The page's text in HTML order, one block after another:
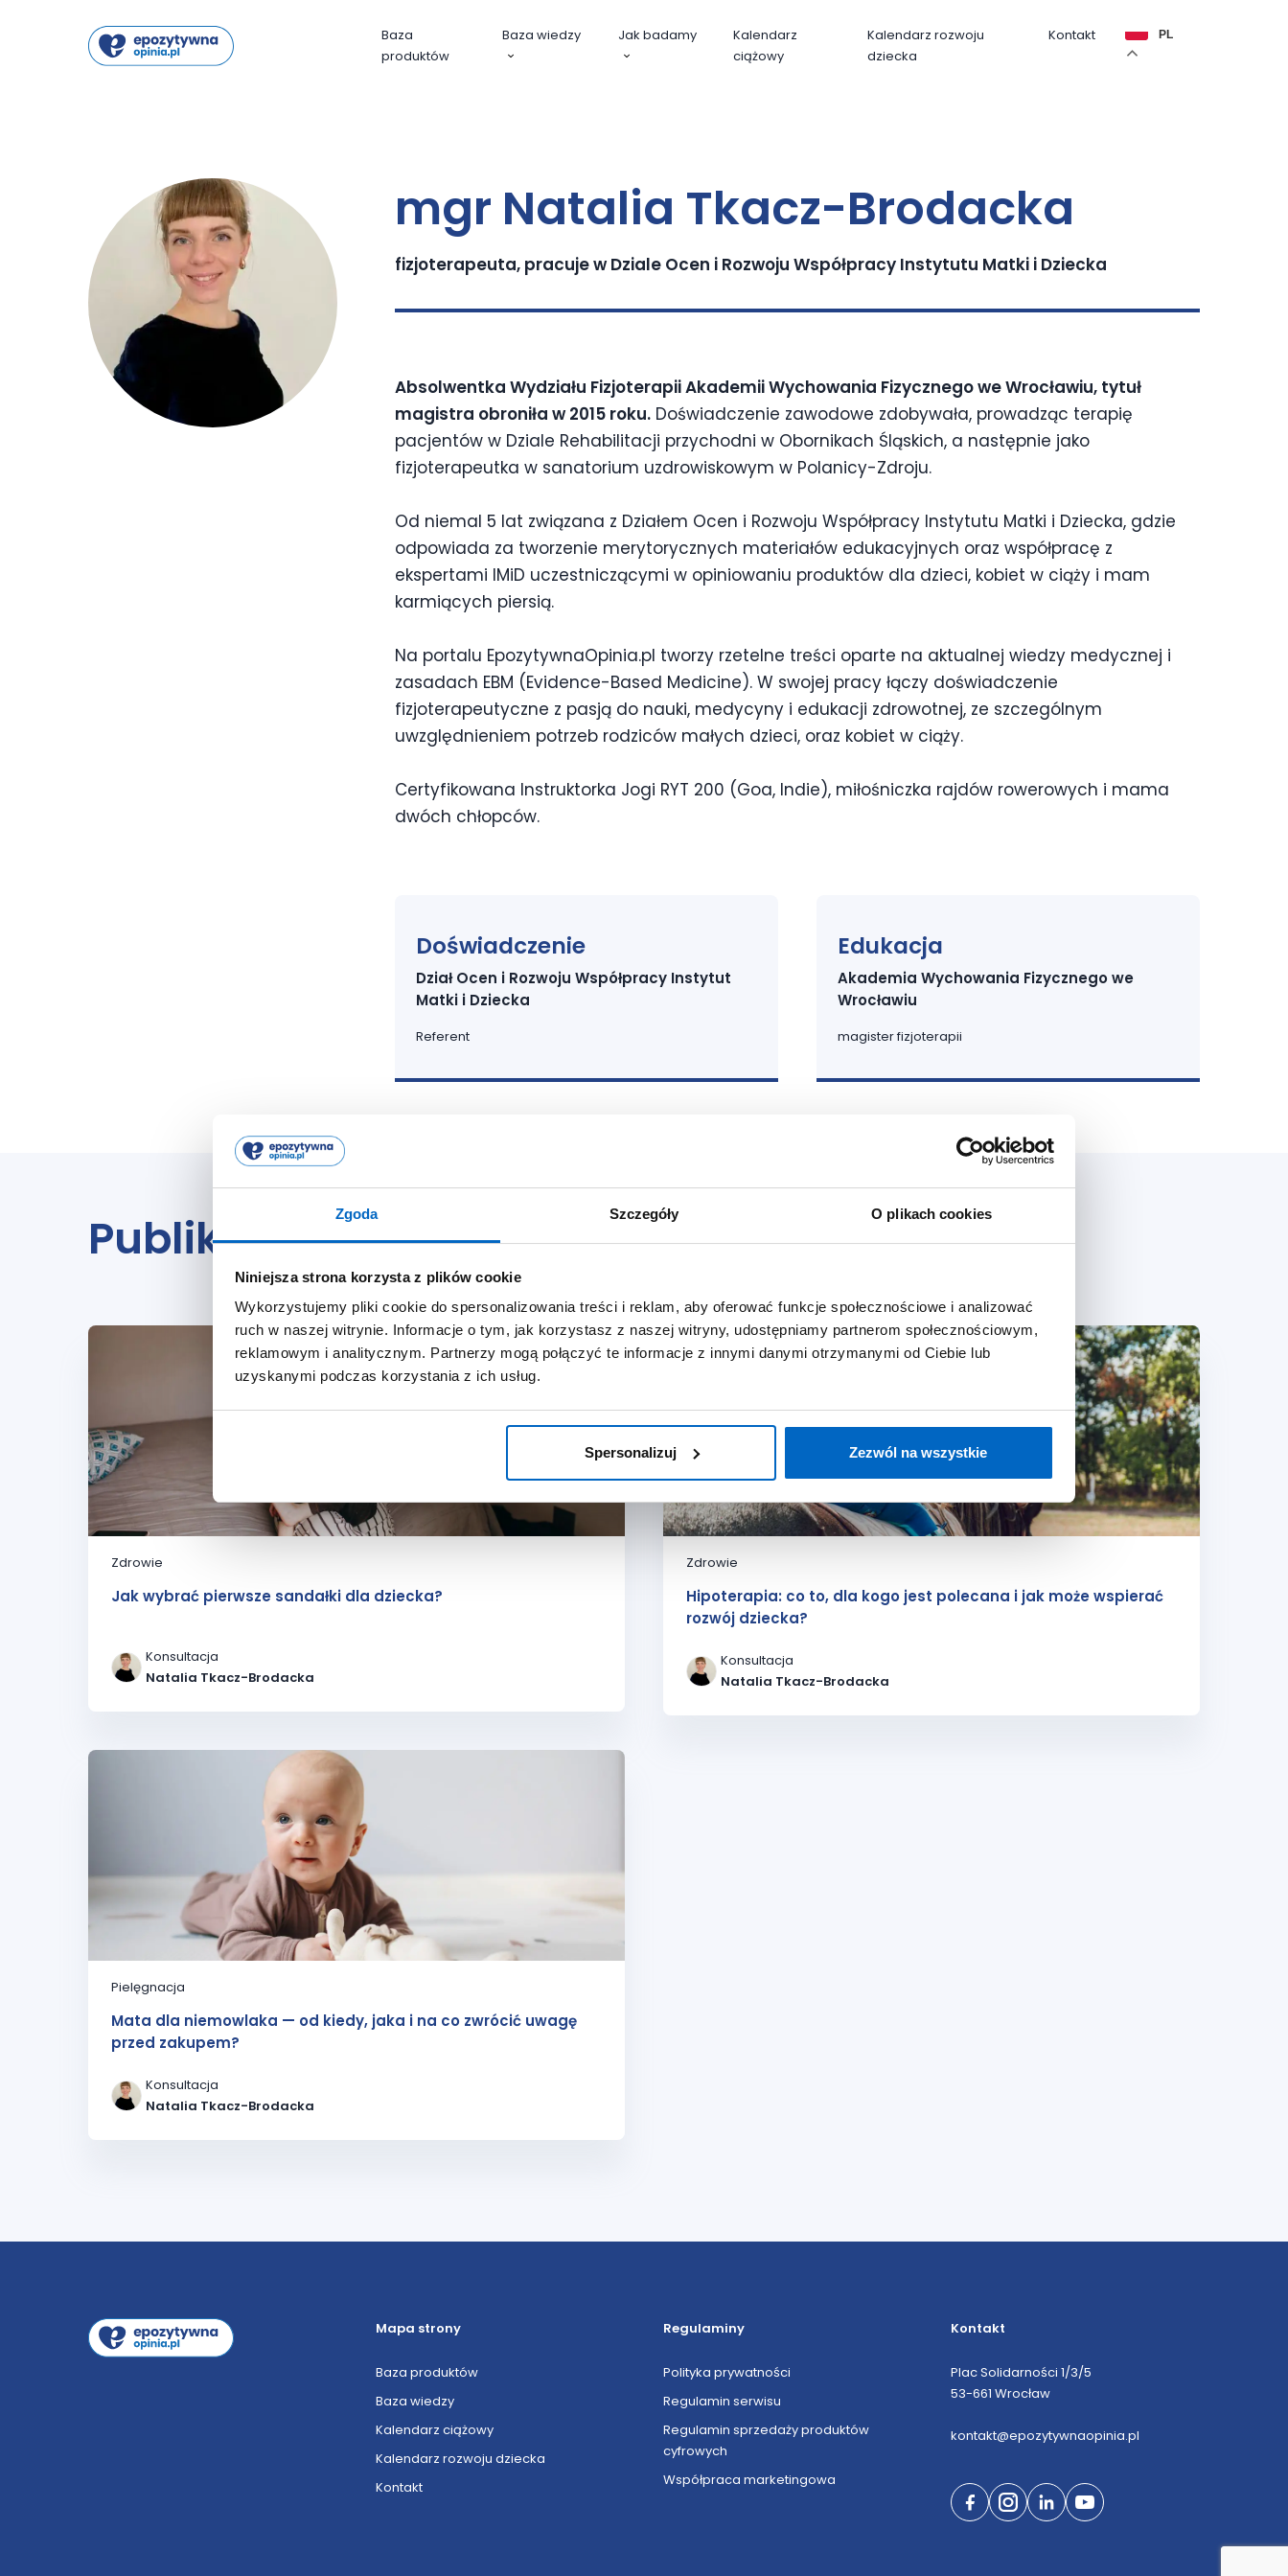
Zgoda Szczegóły O plikach cookies
Niniejsza strona korzysta z plików cookie
Wykorzystujemy pliki cookie do spersonalizowania treści i reklam, aby oferować funkcje społecznościowe i analizować
ruch w naszej witrynie. Informacje o tym, jak korzystasz z naszej witryny, udostępniamy partnerom społecznościowym,
reklamowym i analitycznym. Partnerzy mogą połączyć te informacje z innymi danymi otrzymanymi od Ciebie lub
uzyskanymi podczas korzystania z ich usług.
Spersonalizuj Zezwól na wszystkie
Baza
produktów
Baza wiedzy Jak badamy
Kalendarz
ciążowy
Kalendarz rozwoju
dziecka
Kontakt PL
mgr Natalia Tkacz-Brodacka
fizjoterapeuta, pracuje w Dziale Ocen i Rozwoju Współpracy Instytutu Matki i Dziecka
Absolwentka Wydziału Fizjoterapii Akademii Wychowania Fizycznego we Wrocławiu, tytuł
magistra obroniła w 2015 roku. Doświadczenie zawodowe zdobywała, prowadząc terapię
pacjentów w Dziale Rehabilitacji przychodni w Obornikach Śląskich, a następnie jako
fizjoterapeutka w sanatorium uzdrowiskowym w Polanicy-Zdroju.
Od niemal 5 lat związana z Działem Ocen i Rozwoju Współpracy Instytutu Matki i Dziecka, gdzie
odpowiada za tworzenie merytorycznych materiałów edukacyjnych oraz współpracę z
ekspertami IMiD uczestniczącymi w opiniowaniu produktów dla dzieci, kobiet w ciąży i mam
karmiących piersią.
Na portalu EpozytywnaOpinia.pl tworzy rzetelne treści oparte na aktualnej wiedzy medycznej i
zasadach EBM (Evidence-Based Medicine). W swojej pracy łączy doświadczenie
fizjoterapeutyczne z pasją do nauki, medycyny i edukacji zdrowotnej, ze szczególnym
uwzględnieniem potrzeb rodziców małych dzieci, oraz kobiet w ciąży.
Certyfikowana Instruktorka Jogi RYT 200 (Goa, Indie), miłośniczka rajdów rowerowych i mama
dwóch chłopców.
Doświadczenie
Dział Ocen i Rozwoju Współpracy Instytut
Matki i Dziecka
Referent
Edukacja
Akademia Wychowania Fizycznego we
Wrocławiu
magister fizjoterapii
Publikacje
Zdrowie
Jak wybrać pierwsze sandałki dla dziecka?
Konsultacja
Natalia Tkacz-Brodacka
Zdrowie
Hipoterapia: co to, dla kogo jest polecana i jak może wspierać
rozwój dziecka?
Konsultacja
Natalia Tkacz-Brodacka
Pielęgnacja
Mata dla niemowlaka — od kiedy, jaka i na co zwrócić uwagę
przed zakupem?
Konsultacja
Natalia Tkacz-Brodacka
Mapa strony
Baza produktów
Baza wiedzy
Kalendarz ciążowy
Kalendarz rozwoju dziecka
Kontakt
Regulaminy
Polityka prywatności
Regulamin serwisu
Regulamin sprzedaży produktów
cyfrowych
Współpraca marketingowa
Kontakt
Plac Solidarności 1/3/5
53-661 Wrocław
kontakt@epozytywnaopinia.pl